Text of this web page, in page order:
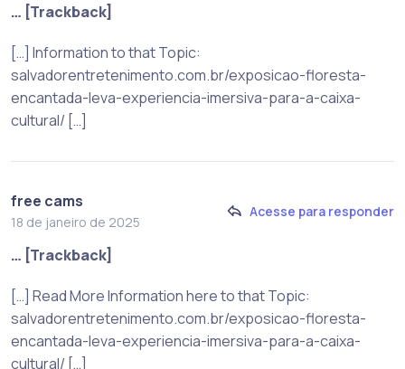
… [Trackback]
[…] Information to that Topic:
salvadorentretenimento.com.br/exposicao-floresta-
encantada-leva-experiencia-imersiva-para-a-caixa-
cultural/ […]
free cams
18 de janeiro de 2025
Acesse para responder
… [Trackback]
[…] Read More Information here to that Topic:
salvadorentretenimento.com.br/exposicao-floresta-
encantada-leva-experiencia-imersiva-para-a-caixa-
cultural/ […]